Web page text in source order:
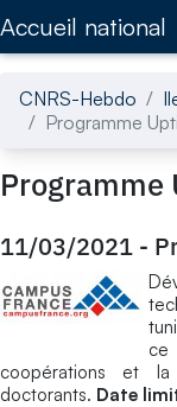
Accueil national
CNRS-Hebdo
Programme
Programme
11/03/2021 -
ce
coopérations et
doctorants. Date